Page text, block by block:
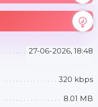
27-06-2026, 18:48
320 kbps
8.01 MB